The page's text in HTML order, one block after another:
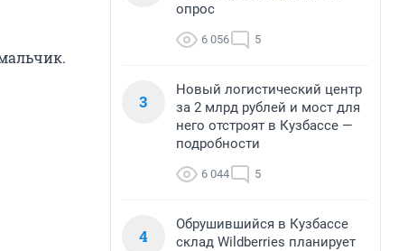
опрос
6 056 5
3
Новый логистический центр
за 2 млрд рублей и мост для
него отстроят в Кузбассе —
подробности
6 044 5
4
Обрушившийся в Кузбассе
склад Wildberries планирует